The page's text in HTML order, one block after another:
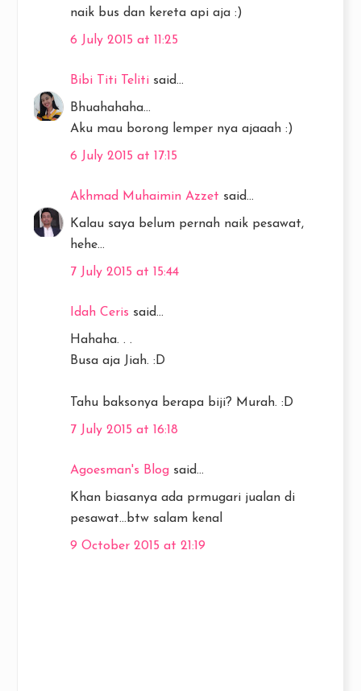
naik bus dan kereta api aja :)
6 July 2015 at 11:25
Bibi Titi Teliti said...
Bhuahahaha...
Aku mau borong lemper nya ajaaah :)
6 July 2015 at 17:15
Akhmad Muhaimin Azzet said...
Kalau saya belum pernah naik pesawat,
hehe...
7 July 2015 at 15:44
Idah Ceris said...
Hahaha. . .
Busa aja Jiah. :D
Tahu baksonya berapa biji? Murah. :D
7 July 2015 at 16:18
Agoesman's Blog said...
Khan biasanya ada prmugari jualan di
pesawat...btw salam kenal
9 October 2015 at 21:19